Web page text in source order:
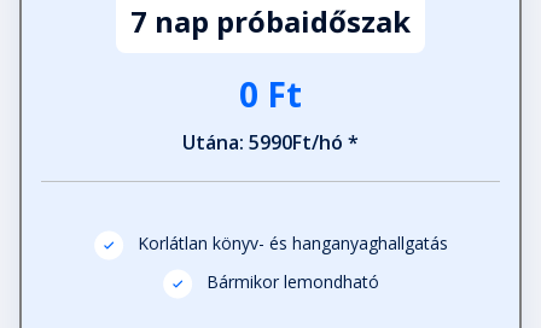
7 nap próbaidőszak
0 Ft
Utána: 5990Ft/hó *
Korlátlan könyv- és hanganyaghallgatás
Bármikor lemondható